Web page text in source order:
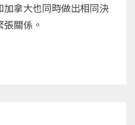
拿大也同時做出相同決
關係。